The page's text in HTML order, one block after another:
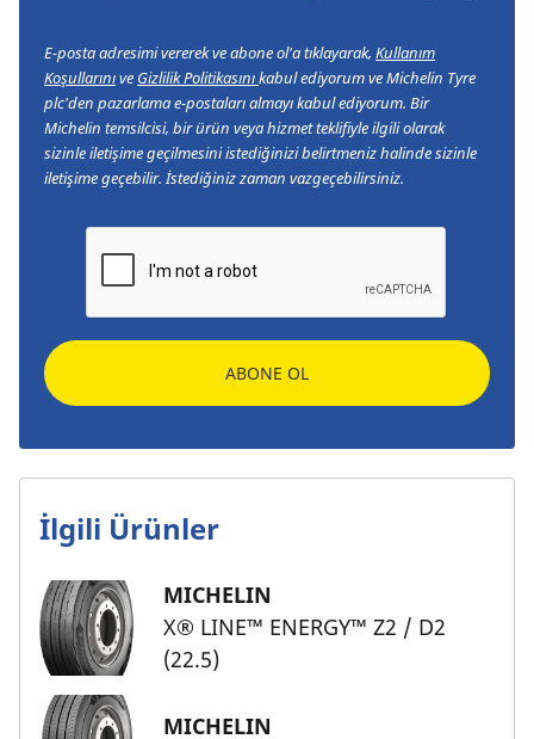
E-posta adresimi vererek ve abone ol'a tıklayarak,Kullanım
Koşullarınıve Gizlilik Politikasınıkabul ediyorum ve Michelin Tyre
plc'den pazarlama e-postaları almayı kabul ediyorum. Bir
Michelin temsilcisi, bir ürün veya hizmet teklifiyle ilgili olarak
sizinle iletişime geçilmesini istediğinizi belirtmeniz halinde sizinle
iletişime geçebilir. İstediğiniz zaman vazgeçebilirsiniz.
ABONE OL
İlgili Ürünler
MICHELIN
X® LINE™ ENERGY™ Z2 / D2
(22.5)
MICHELIN